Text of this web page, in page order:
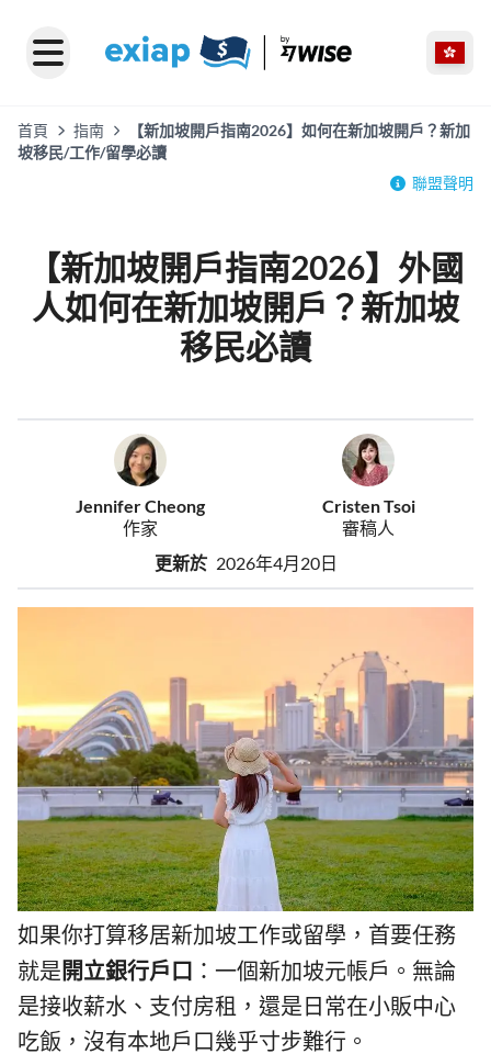
首頁 指南
【新加坡開戶指南2026】如何在新加坡開戶？新加
坡移民/工作/留學必讀
聯盟聲明
【新加坡開戶指南2026】外國
人如何在新加坡開戶？新加坡
移民必讀
Jennifer Cheong
作家
Cristen Tsoi
審稿人
更新於 2026年4月20日
如果你打算移居新加坡工作或留學，首要任務
就是 開立銀行戶口 ：一個新加坡元帳戶。無論
是接收薪水、支付房租，還是日常在小販中心
吃飯，沒有本地戶口幾乎寸步難行。